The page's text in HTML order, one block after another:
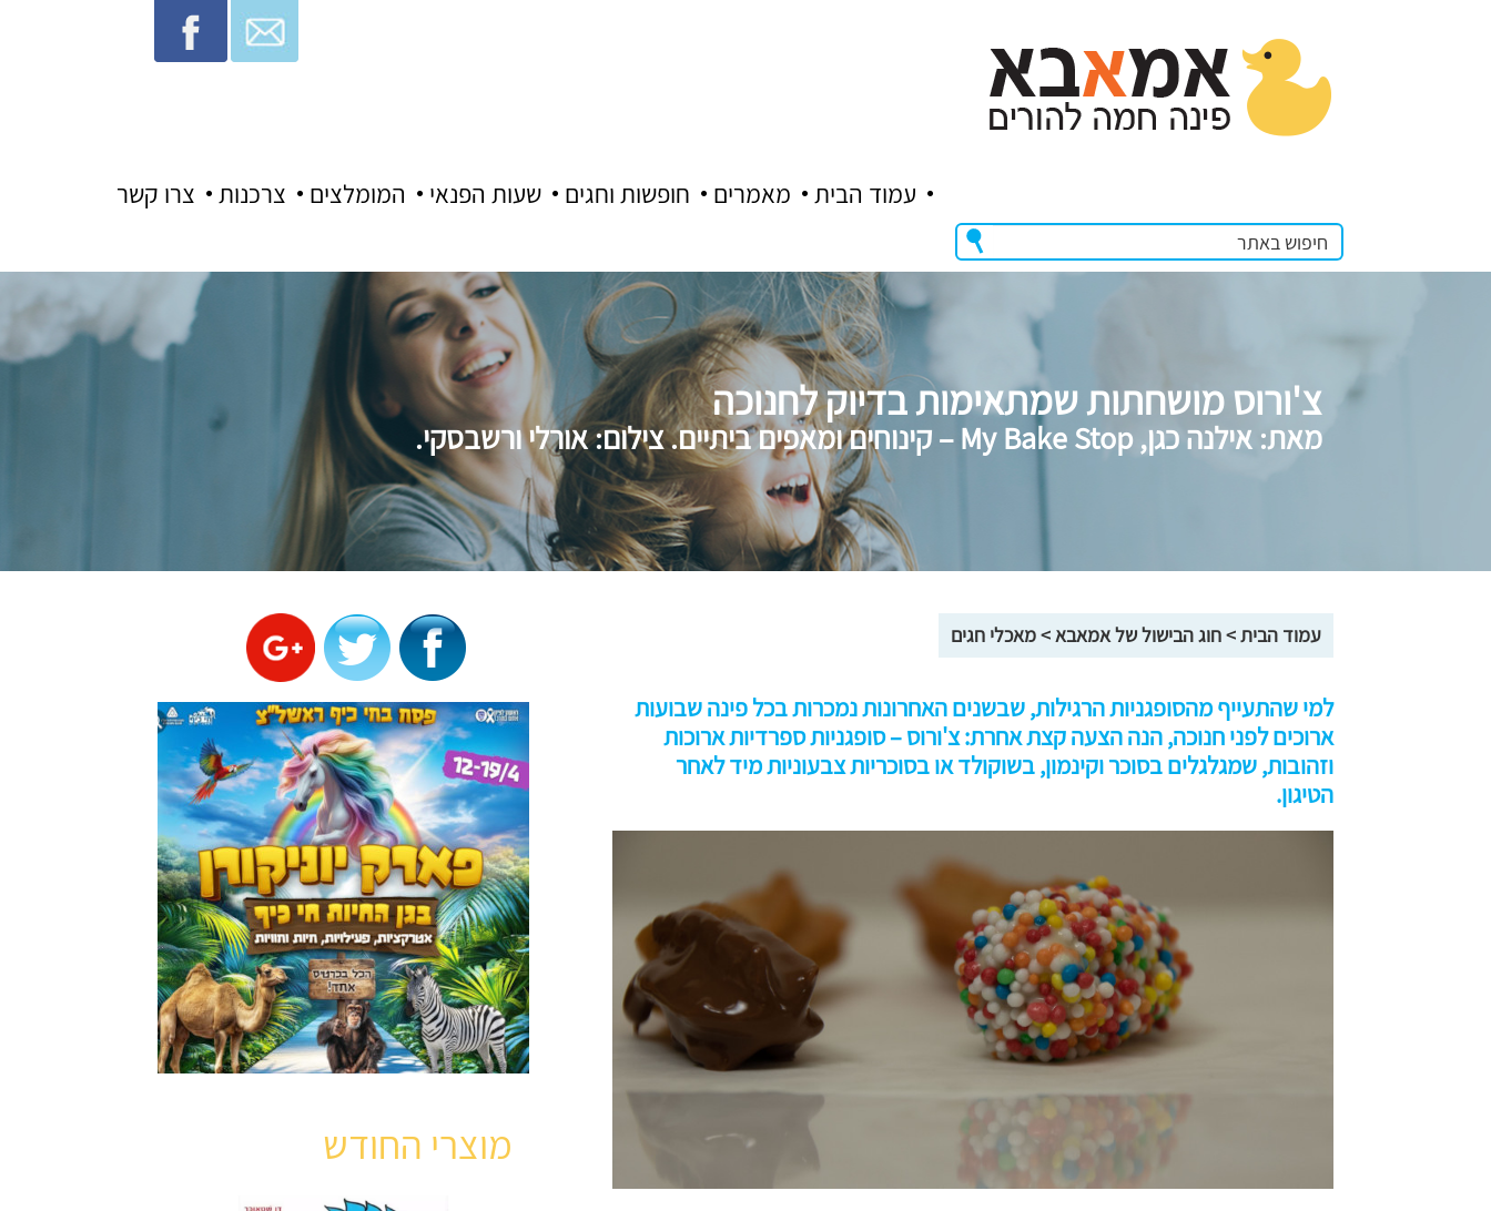
צרו קשר צרכנות המומלצים שעות הפנאי חופשות וחגים מאמרים עמוד הבית
צ'ורוס מושחתות שמתאימות בדיוק לחנוכה
מאת: אילנה כגן, My Bake Stop – קינוחים ומאפים ביתיים. צילום: אורלי ורשבסקי.
עמוד הבית>חוג הבישול של אמאבא>מאכלי חגים
למי שהתעייף מהסופגניות הרגילות, שבשנים האחרונות נמכרות בכל פינה שבועות
ארוכים לפני חנוכה, הנה הצעה קצת אחרת: צ'ורוס – סופגניות ספרדיות ארוכות
וזהובות, שמגלגלים בסוכר וקינמון, בשוקולד או בסוכריות צבעוניות מיד לאחר
הטיגון.
מוצרי החודש